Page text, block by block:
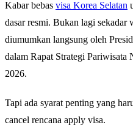
Kabar bebas visa Korea Selatan
dasar resmi. Bukan lagi
diumumkan langsung oleh
dalam Rapat Strategi Pariwisata
2026.
Tapi ada syarat penting yang
cancel rencana apply visa.